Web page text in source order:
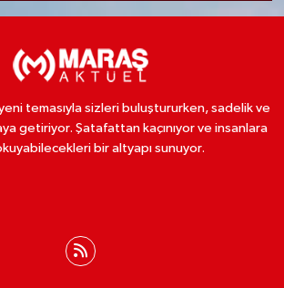
temasıyla sizleri buluştururken, sadelik ve
getiriyor. Şatafattan kaçınıyor ve insanlara
bir altyapı sunuyor.